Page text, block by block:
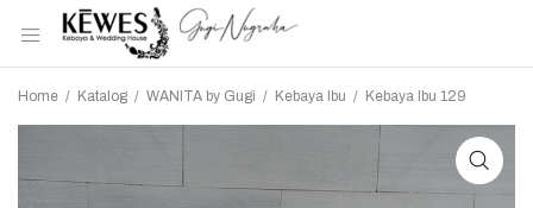
Home / Katalog / WANITA by Gugi / Kebaya Ibu / Kebaya Ibu 129